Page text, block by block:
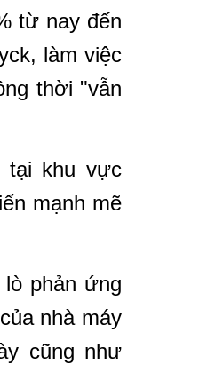
từ nay đến
làm việc
thời "vẫn
tại khu vực
mạnh mẽ
phản ứng
nhà máy
cũng như